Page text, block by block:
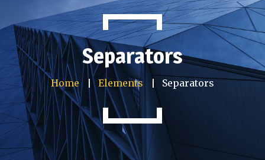
Separators
Home Elements Separators